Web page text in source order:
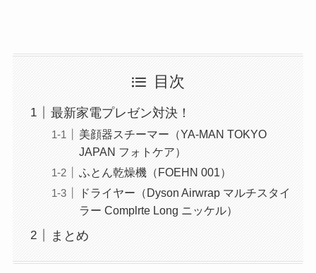
目次
最新家電プレゼン対決！
美顔器スチーマー（YA-MAN TOKYO
JAPAN フォトケア）
ふとん乾燥機（FOEHN 001）
ドライヤー（Dyson Airwrap マルチスタイ
ラー Complrte Long ニッケル）
まとめ